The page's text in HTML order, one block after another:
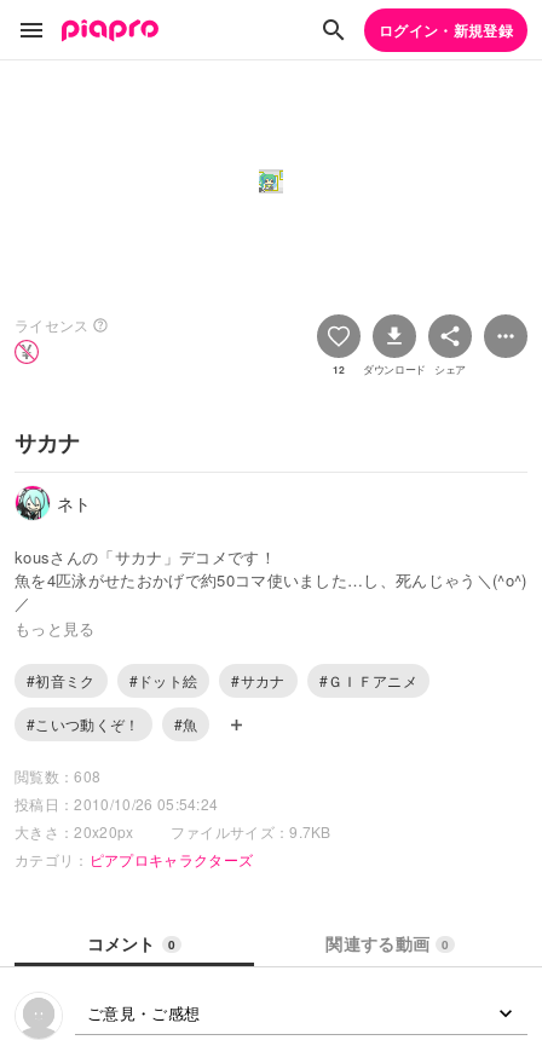
ログイン・新規登録
ライセンス
12 ダウンロード シェア
サカナ
ネト
kousさんの「サカナ」デコメです！
魚を4匹泳がせたおかげで約50コマ使いました…し、死んじゃう＼(^o^)
／
もっと見る
#初音ミク #ドット絵 #サカナ #ＧＩＦアニメ
#こいつ動くぞ！ #魚
閲覧数：608
投稿日：2010/10/26 05:54:24
大きさ：20x20px
ファイルサイズ：9.7KB
カテゴリ： ピアプロキャラクターズ
コメント 0 関連する動画 0
ご意見・ご感想